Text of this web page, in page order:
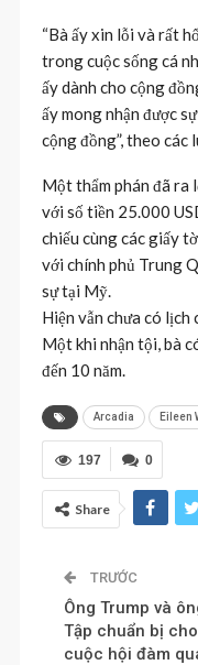
“Bà ấy xin lỗi và rất
trong cuộc sống cá
ấy dành cho cộng
ấy mong nhận được
cộng đồng”, theo các
Một thẩm phán đã ra
với số tiền 25.000
chiếu cùng các giấy
với chính phủ Trung
sự tại Mỹ.
Hiện vẫn chưa có lịch
Một khi nhận tội, bà
đến 10 năm.
Arcadia Eileen
0
197
Share
TRƯỚC
Ông Trump và
Tập chuẩn bị cho
cuộc hội đàm